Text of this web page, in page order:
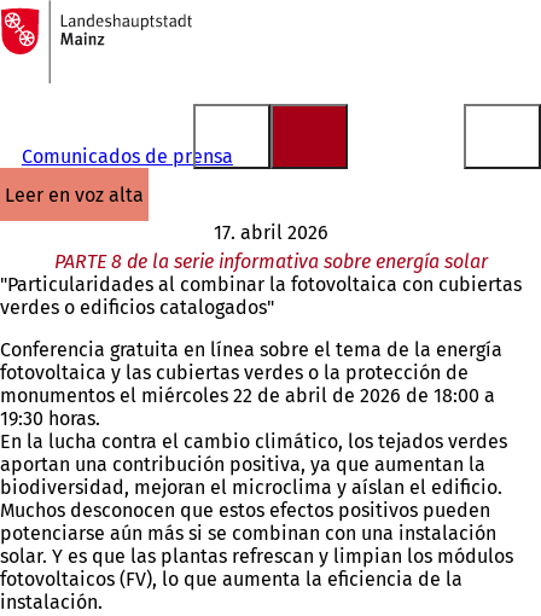
Saltar al contenido
A
la
página
Comunicados de prensa
leer en voz alta
17. abril 2026
PARTE 8 de la serie informativa sobre energía solar
"Particularidades al combinar la fotovoltaica con cubiertas
verdes o edificios catalogados"
Conferencia gratuita en línea sobre el tema de la energía
fotovoltaica y las cubiertas verdes o la protección de
monumentos el miércoles 22 de abril de 2026 de 18:00 a
19:30 horas.
En la lucha contra el cambio climático, los tejados verdes
aportan una contribución positiva, ya que aumentan la
biodiversidad, mejoran el microclima y aíslan el edificio.
Muchos desconocen que estos efectos positivos pueden
potenciarse aún más si se combinan con una instalación
solar. Y es que las plantas refrescan y limpian los módulos
fotovoltaicos (FV), lo que aumenta la eficiencia de la
instalación.